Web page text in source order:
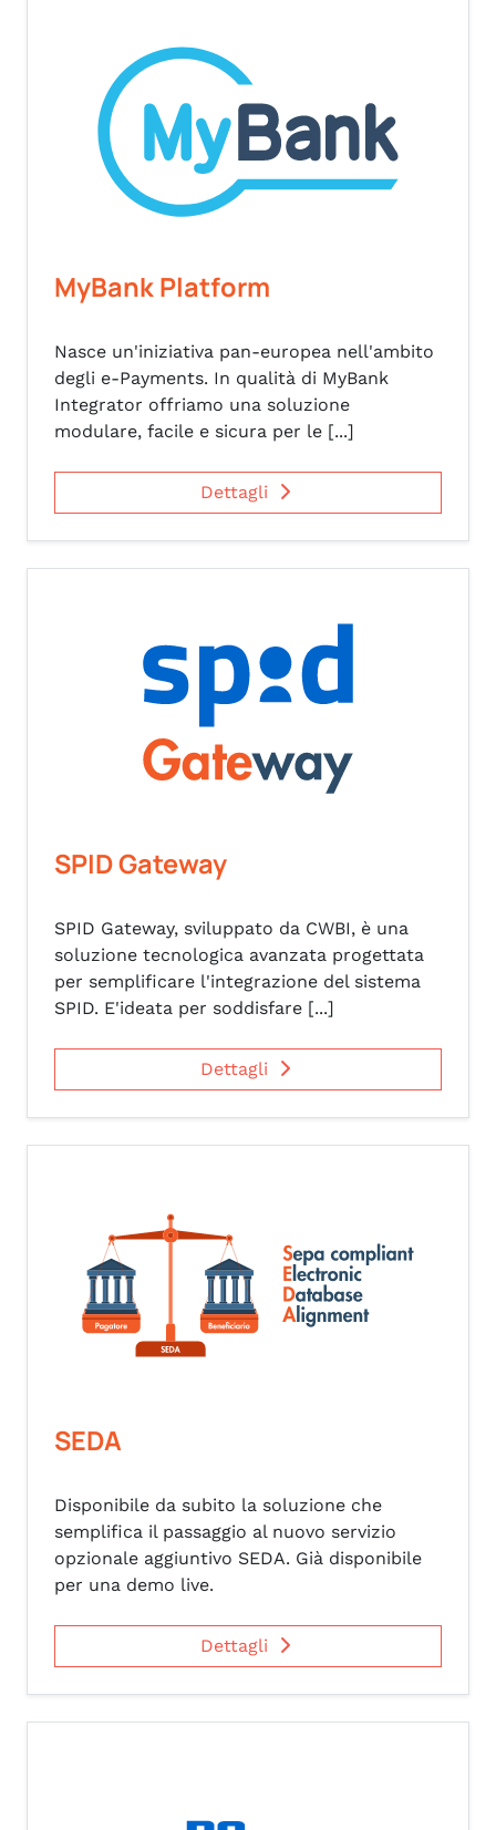
MyBank Platform
Nasce un'iniziativa pan-europea nell'ambito
degli e-Payments. In qualità di MyBank
Integrator offriamo una soluzione
modulare, facile e sicura per le [...]
Dettagli
SPID Gateway
SPID Gateway, sviluppato da CWBI, è una
soluzione tecnologica avanzata progettata
per semplificare l'integrazione del sistema
SPID. E'ideata per soddisfare [...]
Dettagli
SEDA
Disponibile da subito la soluzione che
semplifica il passaggio al nuovo servizio
opzionale aggiuntivo SEDA. Già disponibile
per una demo live.
Dettagli